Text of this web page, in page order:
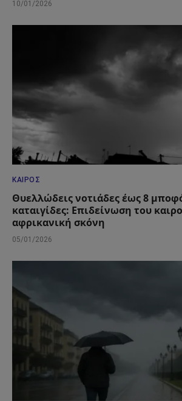
10/01/2026
ΚΑΙΡΌΣ
Θυελλώδεις νοτιάδες έως 8
καταιγίδες: Επιδείνωση του
αφρικανική σκόνη
05/01/2026